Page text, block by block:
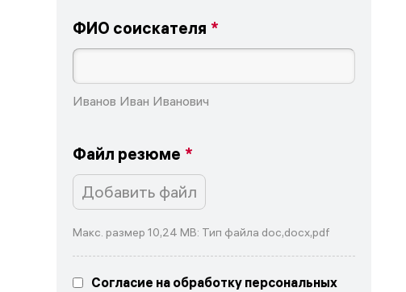
ФИО соискателя
Иванов Иван Иванович
Файл резюме
Добавить файл
Макс. размер 10,24 MB: Тип файла doc,docx,pdf
Согласие на обработку персональных